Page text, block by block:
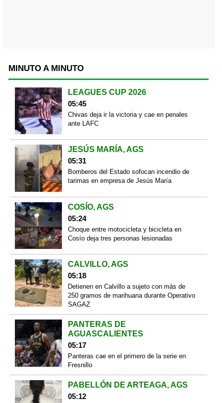
MINUTO A MINUTO
LEAGUES CUP 2026
05:45
Chivas deja ir la victoria y cae en penales
ante LAFC
JESÚS MARÍA, AGS
05:31
Bomberos del Estado sofocan incendio de
tarimas en empresa de Jesús María
COSÍO, AGS
05:24
Choque entre motocicleta y bicicleta en
Cosío deja tres personas lesionadas
CALVILLO, AGS
05:18
Detienen en Calvillo a sujeto con más de
250 gramos de marihuana durante Operativo
SAGAZ
PANTERAS DE
AGUASCALIENTES
05:17
Panteras cae en el primero de la serie en
Fresnillo
PABELLÓN DE ARTEAGA, AGS
05:12